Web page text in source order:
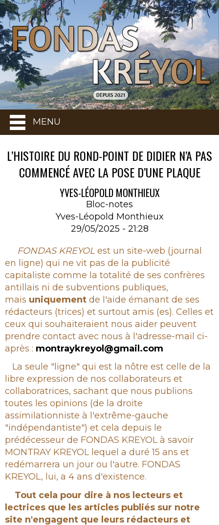
MENU
L’HISTOIRE DU ROND-POINT DE DIDIER N’A PAS
COMMENCÉ AVEC LA POSE D’UNE PLAQUE
YVES-LÉOPOLD MONTHIEUX
Bloc-notes
Yves-Léopold Monthieux
29/05/2025 - 21:28
Rubrique
FONDAS KREYOL est un site-web (journal
en ligne) qui ne vit pas de la publicité
capitaliste comme la totalité de ses confrères
antillais ni de subventions publiques,
mais uniquement de l'aide émanant de ses
rédacteurs (trices) et surtout amis (es). Celles et
ceux qui souhaiteraient nous aider peuvent
prendre contact avec nous à l'adresse-mail ci-
après : montraykreyol@gmail.com
La seule "ligne" qui est la nôtre est celle de la
libre expression de nos collaborateurs et
collaboratrices, sachant que nous publions
toutes les opinions (de la droite
assimilationniste à l'extrême-gauche
"indépendantiste") et cela depuis le
prédécesseur de FONDAS KREYOL à savoir
MONTRAY KREYOL lequel a duré 15 ans et
redémarrera un jour ou l'autre. FONDAS
KREYOL, lui, a 4 ans d'existence.
Tout cela pour dire à nos lecteurs et
lectrices que les articles publiés sur notre
site n'engagent que leurs rédacteurs et